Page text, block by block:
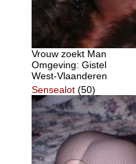
Vrouw zoekt Man
Omgeving: Gistel
West-Vlaanderen
Sensealot (50)